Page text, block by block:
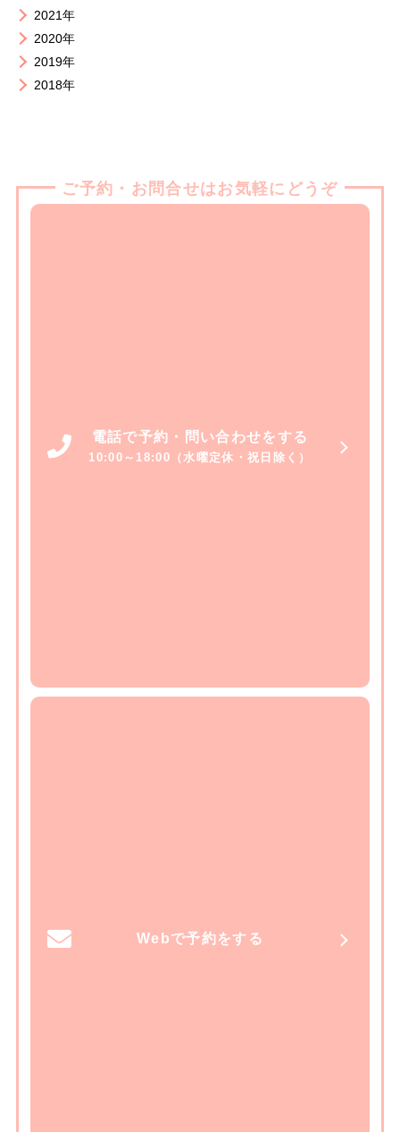
2021年
2020年
2019年
2018年
ご予約・お問合せはお気軽にどうぞ
電話で予約・問い合わせをする
10:00～18:00（水曜定休・祝日除く）
Webで予約をする